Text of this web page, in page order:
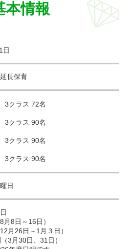
本情報
日
長保育
3クラス 72名
3クラス 90名
3クラス 90名
3クラス 90名
日
月8日～16日）
月26日～1月３日）
3月30日、31日）